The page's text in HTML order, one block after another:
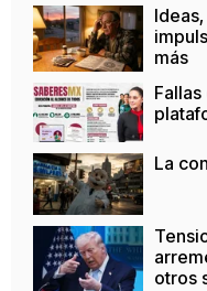
más
La
otros